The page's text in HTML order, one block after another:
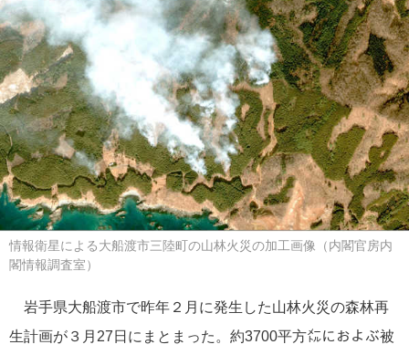
情報衛星による大船渡市三陸町の山林火災の加工画像（内閣官房内
閣情報調査室）
岩手県大船渡市で昨年２月に発生した山林火災の森林再
生計画が３月27日にまとまった。約3700平方㍍におよぶ被